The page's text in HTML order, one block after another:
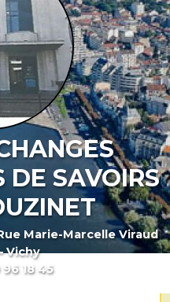
DE SAVOIRS
Marie-Marcelle Viraud
Vichy
18 45